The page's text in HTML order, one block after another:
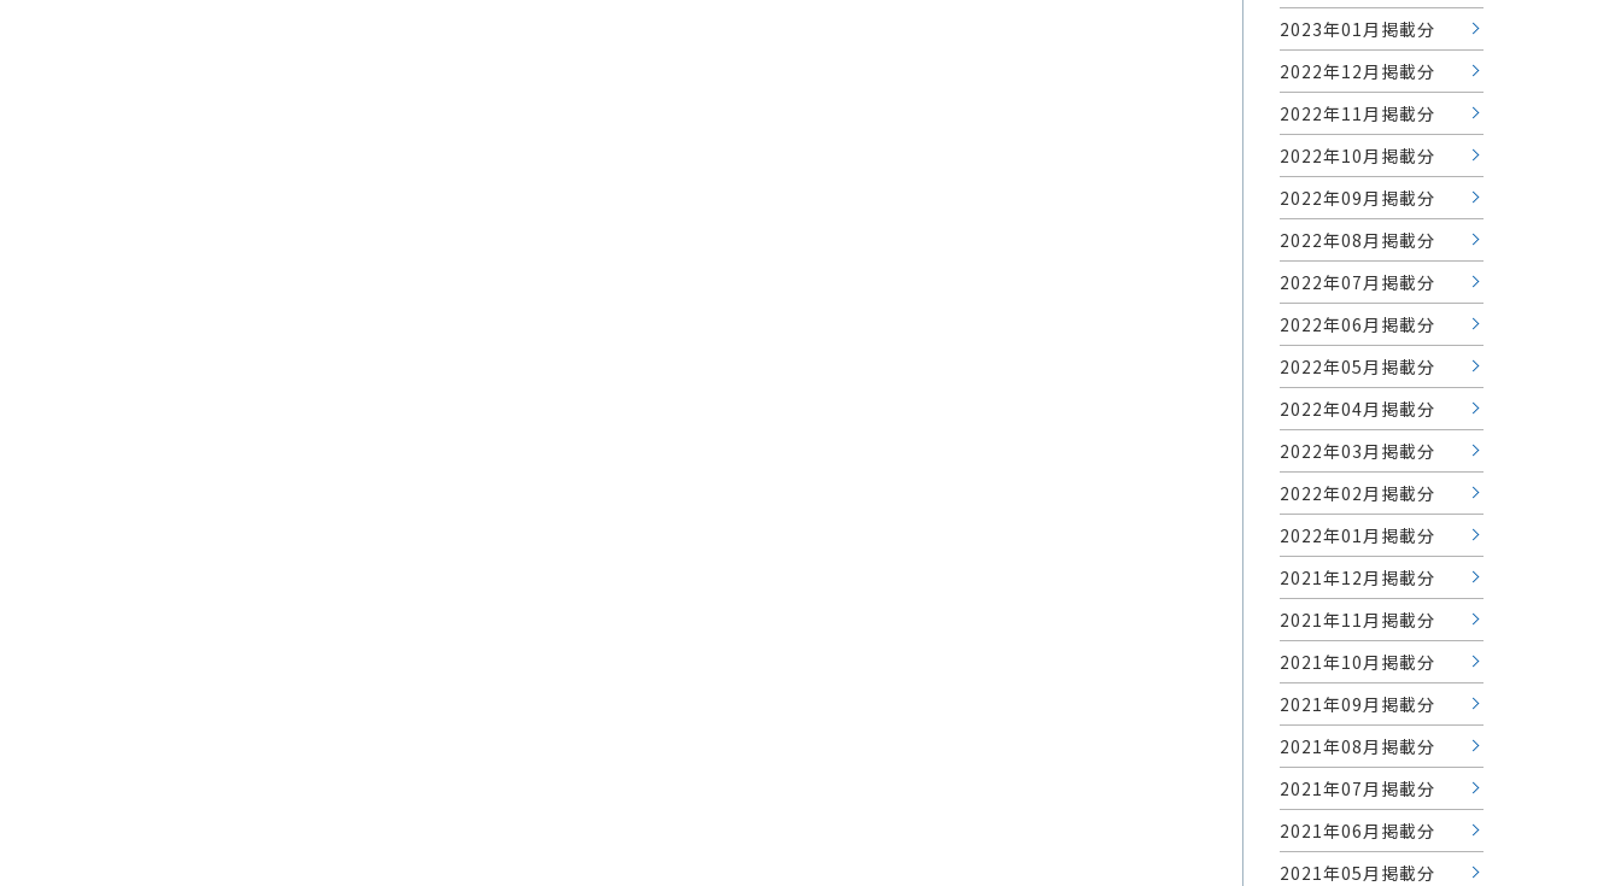
2023年01月掲載分
2022年12月掲載分
2022年11月掲載分
2022年10月掲載分
2022年09月掲載分
2022年08月掲載分
2022年07月掲載分
2022年06月掲載分
2022年05月掲載分
2022年04月掲載分
2022年03月掲載分
2022年02月掲載分
2022年01月掲載分
2021年12月掲載分
2021年11月掲載分
2021年10月掲載分
2021年09月掲載分
2021年08月掲載分
2021年07月掲載分
2021年06月掲載分
2021年05月掲載分